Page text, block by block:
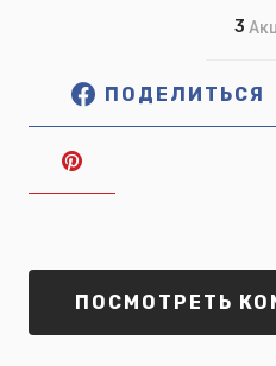
3
ПОДЕЛИТЬСЯ
ПОСМОТРЕТЬ